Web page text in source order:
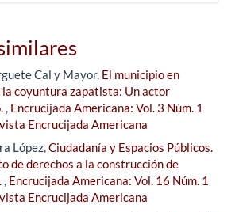
Cal y Mayor, El municipio en
la coyuntura zapatista: Un actor
, Encrucijada Americana: Vol. 3 Núm. 1
Encrucijada Americana
López,Ciudadanía y Espacios Públicos.
de derechos a la construcción de
, Encrucijada Americana: Vol. 16 Núm. 1
Encrucijada Americana